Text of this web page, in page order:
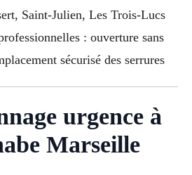
Saint-Julien, Les Trois-Lucs
: ouverture sans
sécurisé des serrures
urgence à
Marseille